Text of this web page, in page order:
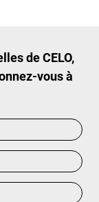
de CELO,
vous à